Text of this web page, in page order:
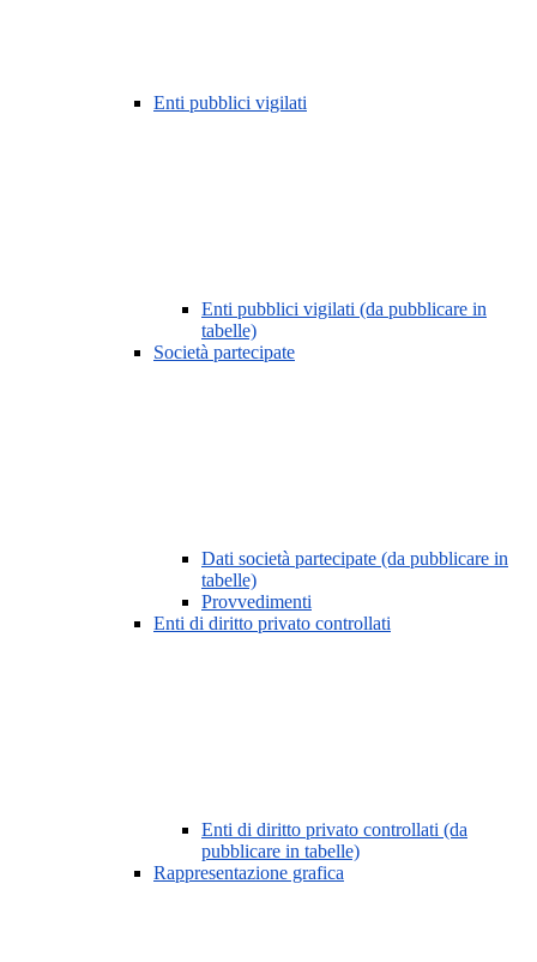
Enti pubblici vigilati
Enti pubblici vigilati (da pubblicare in
tabelle)
Società partecipate
Dati società partecipate (da pubblicare in
tabelle)
Provvedimenti
Enti di diritto privato controllati
Enti di diritto privato controllati (da
pubblicare in tabelle)
Rappresentazione grafica